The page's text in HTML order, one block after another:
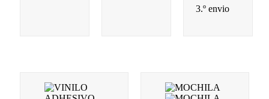
3.º envio